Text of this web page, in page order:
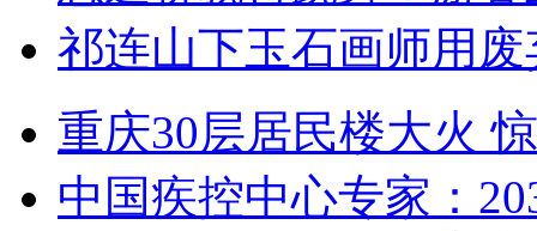
祁连山下玉石画师用
重庆30层居民楼大火
中国疾控中心专家：